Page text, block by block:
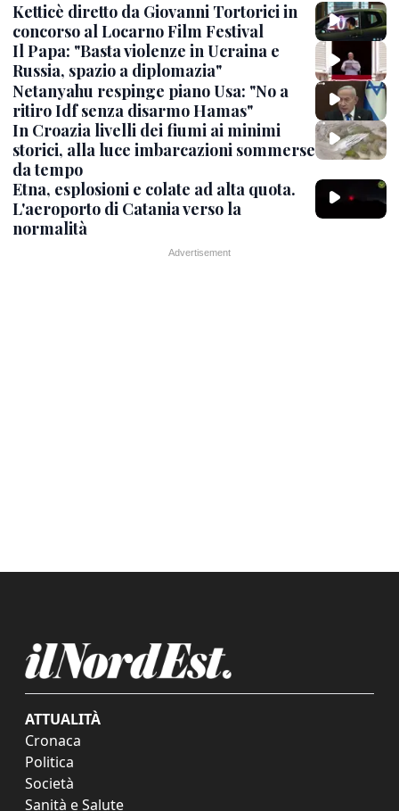
Ketticè diretto da Giovanni Tortorici in
concorso al Locarno Film Festival
Il Papa: "Basta violenze in Ucraina e
Russia, spazio a diplomazia"
Netanyahu respinge piano Usa: "No a
ritiro Idf senza disarmo Hamas"
In Croazia livelli dei fiumi ai minimi
storici, alla luce imbarcazioni sommerse
da tempo
Etna, esplosioni e colate ad alta quota.
L'aeroporto di Catania verso la
normalità
ATTUALITÀ
Cronaca
Politica
Società
Sanità e Salute